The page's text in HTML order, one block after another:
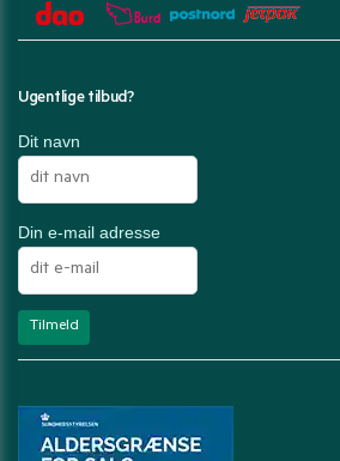
Ugentlige tilbud?
Dit navn
Din e-mail adresse